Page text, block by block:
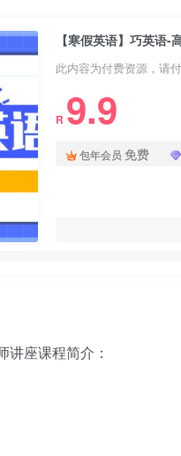
【寒假英语】巧英语-
此内容为付费资源，请
R 9.9
包年会员 免费
讲座课程简介：